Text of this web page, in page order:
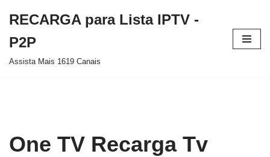
para
o
RECARGA para Lista IPTV -
P2P
Assista Mais 1619 Canais
One TV Recarga Tv